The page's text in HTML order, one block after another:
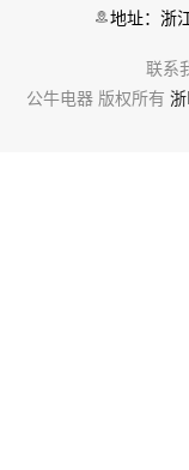
地址：浙
联系
公牛电器 版权所有